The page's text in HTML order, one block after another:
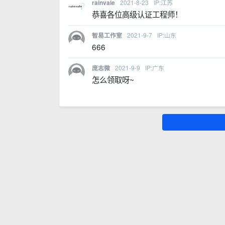
rainvale 2021-8-23 IP:江苏
恭喜各位高级认证工程师！
智易工作室 2021-9-7 IP:山东
666
庞志微 2021-9-9 IP:广东
怎么领取呀~